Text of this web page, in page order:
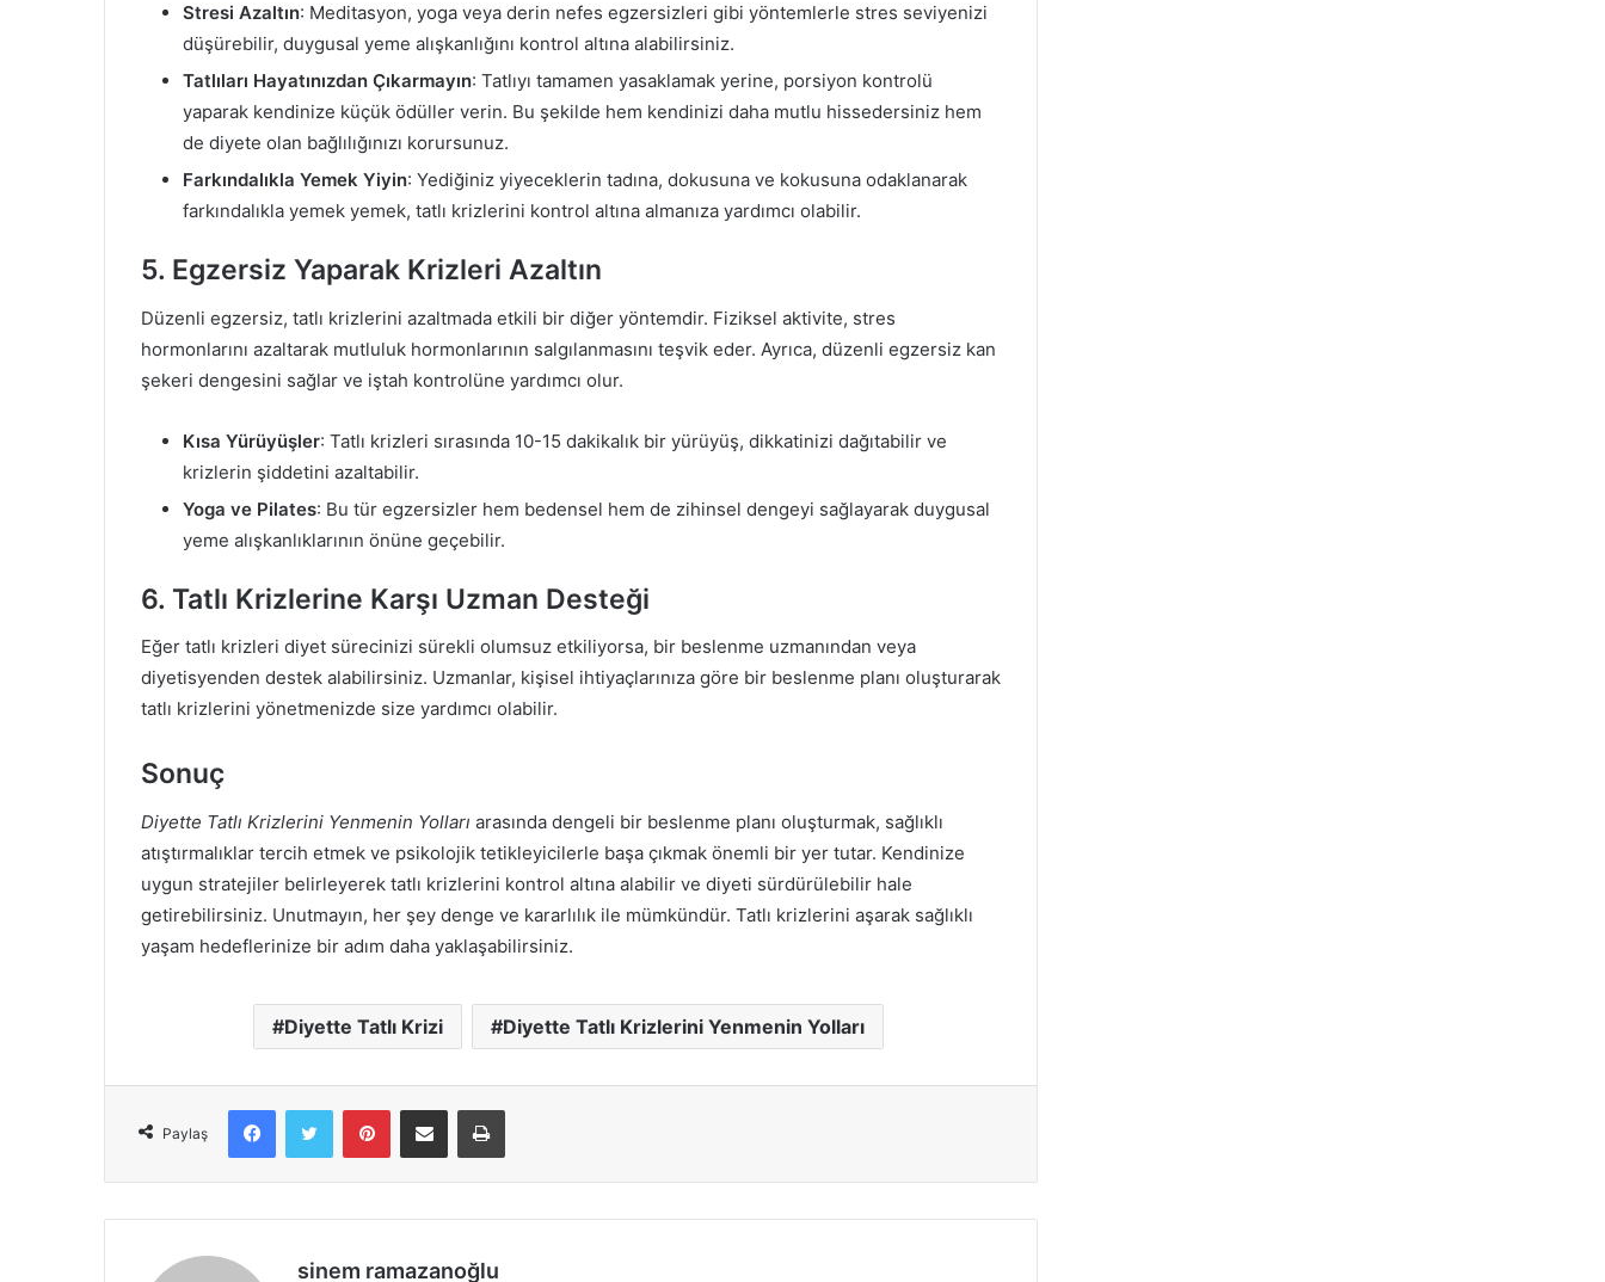
Stresi Azaltın: Meditasyon, yoga veya derin nefes egzersizleri gibi yöntemlerle stres seviyenizi
düşürebilir, duygusal yeme alışkanlığını kontrol altına alabilirsiniz.
Tatlıları Hayatınızdan Çıkarmayın: Tatlıyı tamamen yasaklamak yerine, porsiyon kontrolü
yaparak kendinize küçük ödüller verin. Bu şekilde hem kendinizi daha mutlu hissedersiniz hem
de diyete olan bağlılığınızı korursunuz.
Farkındalıkla Yemek Yiyin: Yediğiniz yiyeceklerin tadına, dokusuna ve kokusuna odaklanarak
farkındalıkla yemek yemek, tatlı krizlerini kontrol altına almanıza yardımcı olabilir.
5. Egzersiz Yaparak Krizleri Azaltın
Düzenli egzersiz, tatlı krizlerini azaltmada etkili bir diğer yöntemdir. Fiziksel aktivite, stres
hormonlarını azaltarak mutluluk hormonlarının salgılanmasını teşvik eder. Ayrıca, düzenli egzersiz kan
şekeri dengesini sağlar ve iştah kontrolüne yardımcı olur.
Kısa Yürüyüşler: Tatlı krizleri sırasında 10-15 dakikalık bir yürüyüş, dikkatinizi dağıtabilir ve
krizlerin şiddetini azaltabilir.
Yoga ve Pilates: Bu tür egzersizler hem bedensel hem de zihinsel dengeyi sağlayarak duygusal
yeme alışkanlıklarının önüne geçebilir.
6. Tatlı Krizlerine Karşı Uzman Desteği
Eğer tatlı krizleri diyet sürecinizi sürekli olumsuz etkiliyorsa, bir beslenme uzmanından veya
diyetisyenden destek alabilirsiniz. Uzmanlar, kişisel ihtiyaçlarınıza göre bir beslenme planı oluşturarak
tatlı krizlerini yönetmenizde size yardımcı olabilir.
Sonuç
Diyette Tatlı Krizlerini Yenmenin Yolları arasında dengeli bir beslenme planı oluşturmak, sağlıklı
atıştırmalıklar tercih etmek ve psikolojik tetikleyicilerle başa çıkmak önemli bir yer tutar. Kendinize
uygun stratejiler belirleyerek tatlı krizlerini kontrol altına alabilir ve diyeti sürdürülebilir hale
getirebilirsiniz. Unutmayın, her şey denge ve kararlılık ile mümkündür. Tatlı krizlerini aşarak sağlıklı
yaşam hedeflerinize bir adım daha yaklaşabilirsiniz.
Diyette Tatlı Krizi Diyette Tatlı Krizlerini Yenmenin Yolları
Paylaş
Facebook
X PinterestE-Posta ile paylaş Yazdır
sinem ramazanoğlu